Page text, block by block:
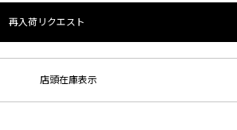
再入荷リクエスト
店頭在庫表示